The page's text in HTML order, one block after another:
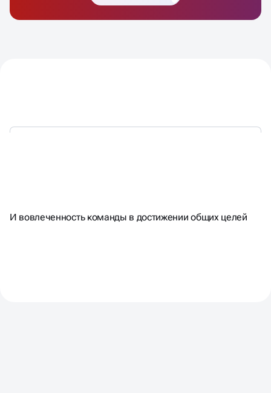
У ВАС БУДЕТ РАСТИ
И вовлеченность команды в достижении общих целей